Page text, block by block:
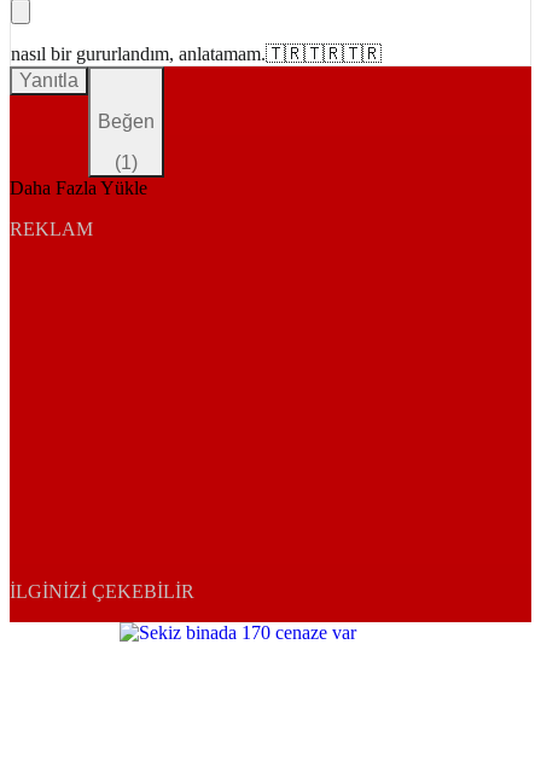
nasıl bir gururlandım, anlatamam.🇹🇷🇹🇷🇹🇷
Yanıtla
Beğen
(1)
Daha Fazla Yükle
REKLAM
İLGINIZI ÇEKEBILIR